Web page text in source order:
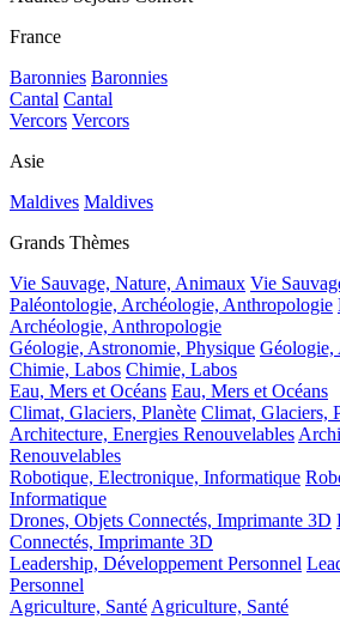
France
Baronnies Baronnies
Cantal Cantal
Vercors Vercors
Asie
Maldives Maldives
Grands Thèmes
Vie Sauvage, Nature, Animaux Vie
Paléontologie, Archéologie, Anthropologie
Archéologie, Anthropologie
Géologie, Astronomie, Physique Géologie,
Chimie, Labos Chimie, Labos
Eau, Mers et Océans Eau, Mers et Océans
Climat, Glaciers, Planète Climat, Glaciers,
Architecture, Energies Renouvelables
Renouvelables
Robotique, Electronique, Informatique
Informatique
Drones, Objets Connectés, Imprimante 3D
Connectés, Imprimante 3D
Leadership, Développement Personnel
Personnel
Agriculture, SantéAgriculture, Santé